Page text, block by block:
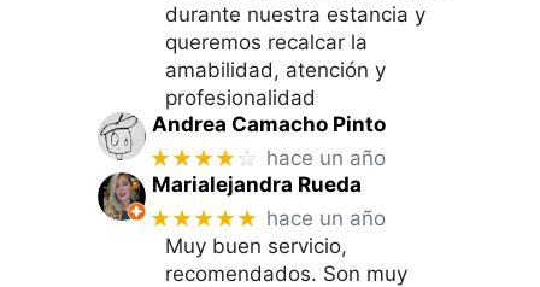
durante nuestra estancia y
queremos recalcar la
amabilidad, atención y
profesionalidad
Andrea Camacho Pinto
★★★★☆ hace un año
Marialejandra Rueda
★★★★★ hace un año
Muy buen servicio,
recomendados. Son muy